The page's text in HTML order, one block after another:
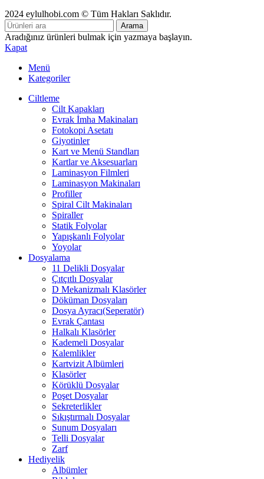
2024 eylulhobi.com © Tüm Hakları Saklıdır.
Arama
Aradığınız ürünleri bulmak için yazmaya başlayın.
Kapat
Menü
Kategoriler
Ciltleme
Cilt Kapakları
Evrak İmha Makinaları
Fotokopi Asetatı
Giyotinler
Kart ve Menü Standları
Kartlar ve Aksesuarları
Laminasyon Filmleri
Laminasyon Makinaları
Profiller
Spiral Cilt Makinaları
Spiraller
Statik Folyolar
Yapışkanlı Folyolar
Yoyolar
Dosyalama
11 Delikli Dosyalar
Çıtçıtlı Dosyalar
D Mekanizmalı Klasörler
Döküman Dosyaları
Dosya Ayracı(Seperatör)
Evrak Çantası
Halkalı Klasörler
Kademeli Dosyalar
Kalemlikler
Kartvizit Albümleri
Klasörler
Körüklü Dosyalar
Poşet Dosyalar
Sekreterlikler
Sıkıştırmalı Dosyalar
Sunum Dosyaları
Telli Dosyalar
Zarf
Hediyelik
Albümler